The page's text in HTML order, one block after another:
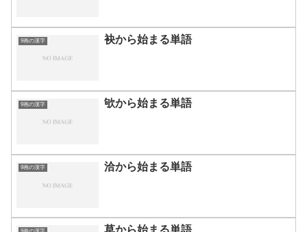
9画の漢字 袂から始まる単語
9画の漢字 欨から始まる単語
9画の漢字 洽から始まる単語